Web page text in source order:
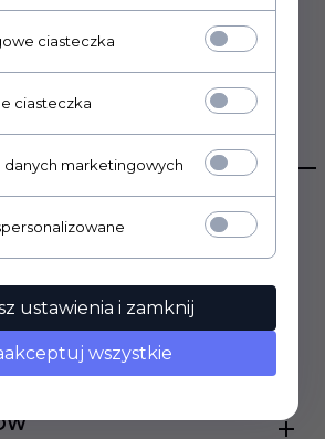
Biały laminat
Tak
laminowana
ciasteczka
ciasteczka
danych marketingowych
ustawienia i zamknij
wszystkie